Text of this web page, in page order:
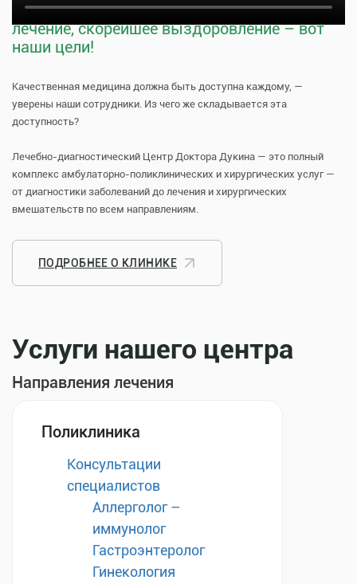
Тщательная профилактика, качественное
лечение, скорейшее выздоровление – вот
наши цели!
Качественная медицина должна быть доступна каждому, —
уверены наши сотрудники. Из чего же складывается эта
доступность?
Лечебно-диагностический Центр Доктора Дукина — это полный
комплекс амбулаторно-поликлинических и хирургических услуг —
от диагностики заболеваний до лечения и хирургических
вмешательств по всем направлениям.
ПОДРОБНЕЕ О КЛИНИКЕ
Услуги нашего центра
Направления лечения
Поликлиника
Консультации
специалистов
Аллерголог –
иммунолог
Гастроэнтеролог
Гинекология